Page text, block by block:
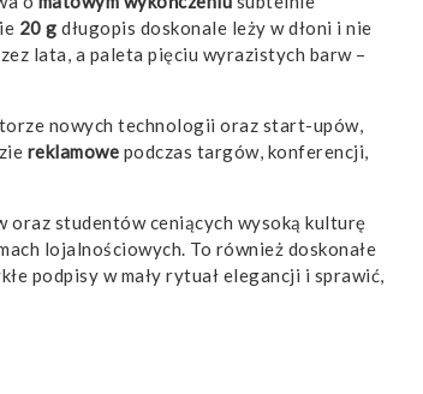
20 g długopis doskonale leży w dłoni i nie
lata, a paleta pięciu wyrazistych barw –
nowych technologii oraz start-upów,
reklamowe podczas targów, konferencji,
oraz studentów ceniących wysoką kulturę
lojalnościowych. To również doskonałe
podpisy w mały rytuał elegancji i sprawić,